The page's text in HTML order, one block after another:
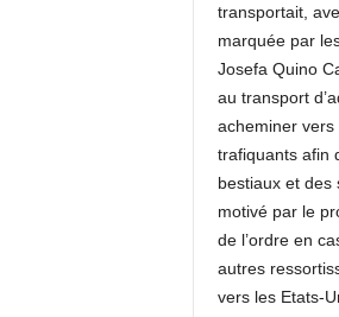
transportait,
marquée par
Josefa Quino
au transport
acheminer vers
trafiquants afin
bestiaux et des
motivé par le
de l’ordre en
autres
vers les Etats-